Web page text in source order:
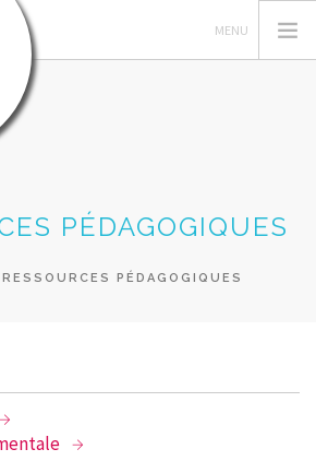
PÉDAGOGIQUES
RESSOURCES PÉDAGOGIQUES